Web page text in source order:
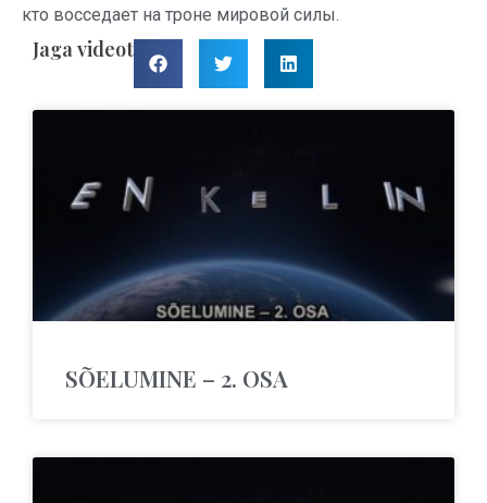
кто восседает на троне мировой силы.
Jaga videot
SÕELUMINE – 2. OSA